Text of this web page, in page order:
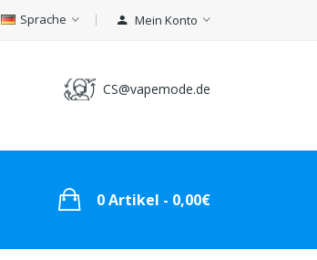
Sprache Mein Konto
CS@vapemode.de
0 Artikel - 0,00€